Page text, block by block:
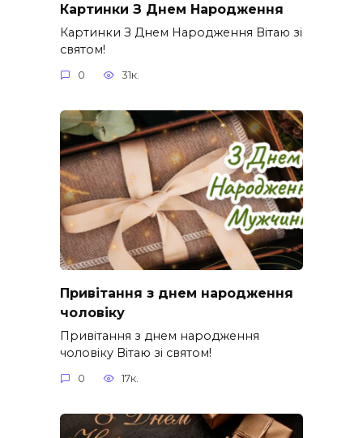
Картинки З Днем Народження
Картинки З Днем Народження Вітаю зі
святом!
0 31к.
Привітання з днем народження
чоловіку
Привітання з днем народження
чоловіку Вітаю зі святом!
0 17к.